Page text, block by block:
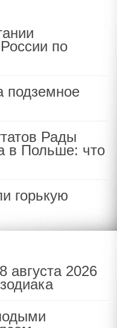
по
подземное
Рады
в Польше: что
горькую
августа 2026